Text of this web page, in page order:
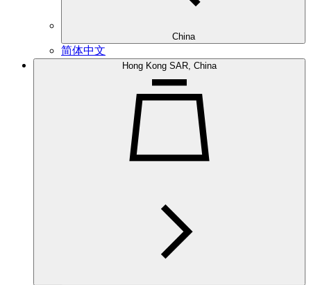
China
简体中文
Hong Kong SAR, China